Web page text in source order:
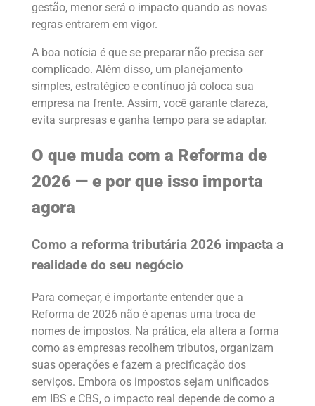
gestão, menor será o impacto quando as novas
regras entrarem em vigor.
A boa notícia é que se preparar não precisa ser
complicado. Além disso, um planejamento
simples, estratégico e contínuo já coloca sua
empresa na frente. Assim, você garante clareza,
evita surpresas e ganha tempo para se adaptar.
O que muda com a Reforma de
2026 — e por que isso importa
agora
Como a reforma tributária 2026 impacta a
realidade do seu negócio
Para começar, é importante entender que a
Reforma de 2026 não é apenas uma troca de
nomes de impostos. Na prática, ela altera a forma
como as empresas recolhem tributos, organizam
suas operações e fazem a precificação dos
serviços. Embora os impostos sejam unificados
em IBS e CBS, o impacto real depende de como a